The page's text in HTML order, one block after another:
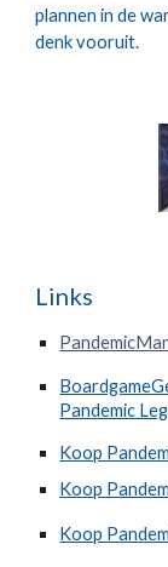
plannen in de
denk vooruit.
Links
Pandemic
Koop
Koop
Koop